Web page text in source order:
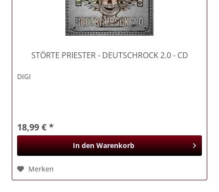
STÖRTE PRIESTER- DEUTSCHROCK 2.0 - CD
DIGI
18,99 € *
In den Warenkorb
Merken